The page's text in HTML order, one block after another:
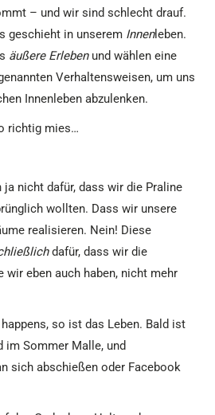
– und wir sind schlecht drauf.
geschieht in unserem Innenleben.
äußere Erlebenund wählen eine
Verhaltensweisen, um uns
Innenleben abzulenken.
richtig mies…
nicht dafür, dass wir die Praline
wollten. Dass wir unsere
realisieren. Nein! Diese
dafür, dass wir die
wir eben auch haben, nicht mehr
happens, so ist das Leben. Bald ist
im Sommer Malle, und
sich abschießen oder Facebook